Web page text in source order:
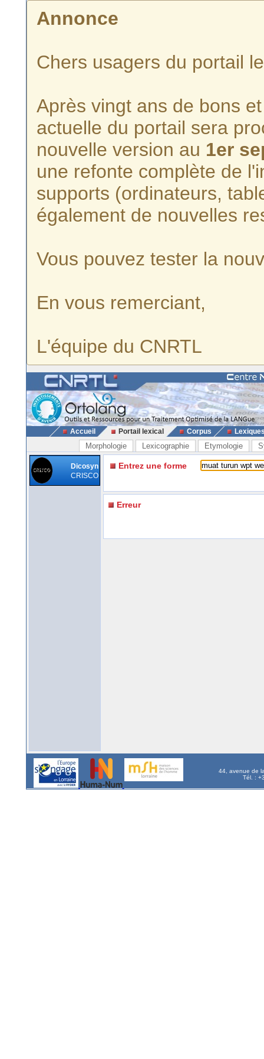
Annonce
Chers usagers du portail
Après vingt ans de bons
actuelle du portail sera
nouvelle version au 1er
une refonte complète de
supports (ordinateurs,
également de nouvelles
Vous pouvez tester la
En vous remerciant,
L'équipe du CNRTL
Accueil Portail lexical Corpus
Morphologie Lexicographie Etymologie
Dicosyn
CRISCO
Entrez une forme
Erreur
44, avenue de
Tél. :